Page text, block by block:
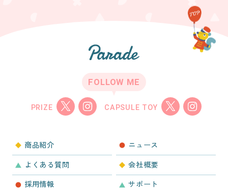
FOLLOW ME
PRIZE CAPSULE TOY
商品紹介 ニュース
よくある質問 会社概要
採用情報 サポート